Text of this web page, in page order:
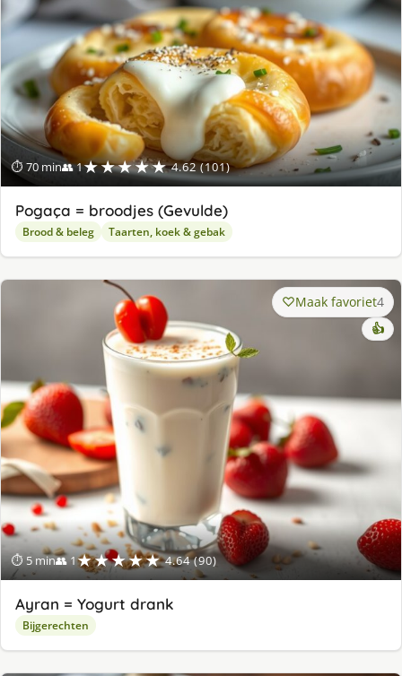
⏱ 70 min👥 1★★★★★ 4.62 (101)
Pogaça = broodjes (Gevulde)
Brood & beleg Taarten, koek & gebak
⏱ 5 min👥 1★★★★★ 4.64 (90)
Maak favoriet4
👍
Ayran = Yogurt drank
Bijgerechten